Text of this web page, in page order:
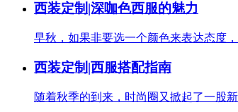
西装定制|深咖色西服的魅力
早秋，如果非要选一个颜色来表达态度
西装定制|西服搭配指南
随着秋季的到来，时尚圈又掀起了一股